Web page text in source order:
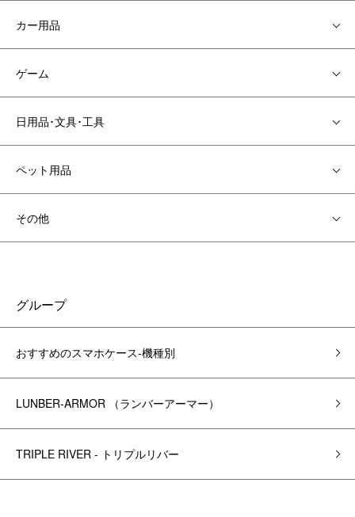
カー用品
ゲーム
日用品･文具･工具
ペット用品
その他
グループ
おすすめのスマホケース-機種別
LUNBER-ARMOR （ランバーアーマー）
TRIPLE RIVER - トリプルリバー